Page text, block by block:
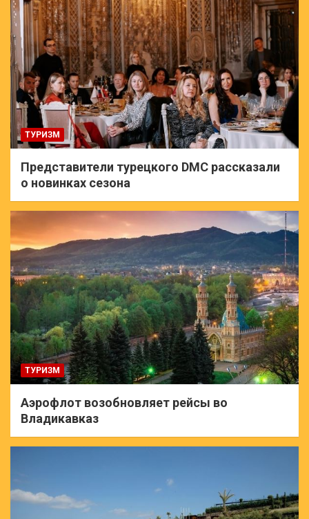
ТУРИЗМ
Представители турецкого DMC рассказали
о новинках сезона
ТУРИЗМ
Аэрофлот возобновляет рейсы во
Владикавказ